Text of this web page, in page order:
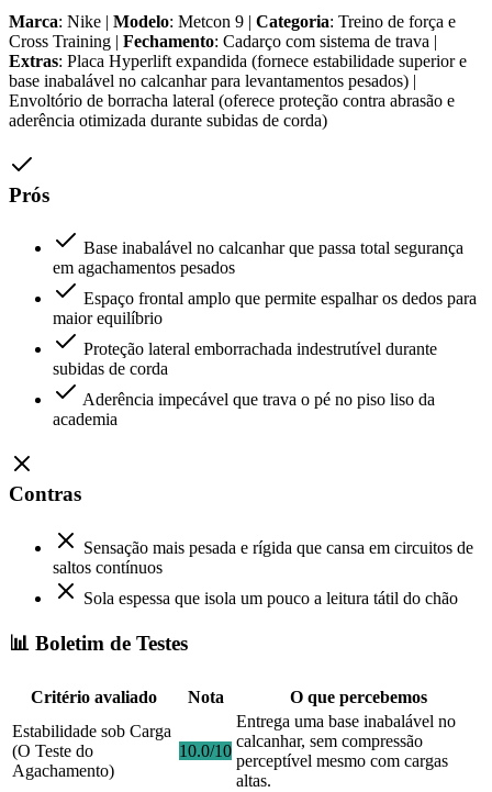
Marca: Nike | Modelo: Metcon 9 | Categoria: Treino de força e
Cross Training | Fechamento: Cadarço com sistema de trava |
Extras: Placa Hyperlift expandida (fornece estabilidade superior e
base inabalável no calcanhar para levantamentos pesados) |
Envoltório de borracha lateral (oferece proteção contra abrasão e
aderência otimizada durante subidas de corda)
Prós
Base inabalável no calcanhar que passa total segurança
em agachamentos pesados
Espaço frontal amplo que permite espalhar os dedos para
maior equilíbrio
Proteção lateral emborrachada indestrutível durante
subidas de corda
Aderência impecável que trava o pé no piso liso da
academia
Contras
Sensação mais pesada e rígida que cansa em circuitos de
saltos contínuos
Sola espessa que isola um pouco a leitura tátil do chão
📊 Boletim de Testes
Critério avaliado Nota
O que percebemos
Estabilidade sob Carga
(O Teste do
Agachamento)
10.0/10
Entrega uma base inabalável no
calcanhar, sem compressão
perceptível mesmo com cargas
altas.